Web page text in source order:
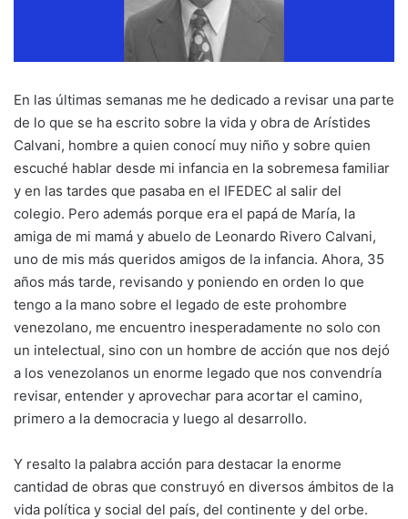
En las últimas semanas me he dedicado a revisar una parte
de lo que se ha escrito sobre la vida y obra de Arístides
Calvani, hombre a quien conocí muy niño y sobre quien
escuché hablar desde mi infancia en la sobremesa familiar
y en las tardes que pasaba en el IFEDEC al salir del
colegio. Pero además porque era el papá de María, la
amiga de mi mamá y abuelo de Leonardo Rivero Calvani,
uno de mis más queridos amigos de la infancia. Ahora, 35
años más tarde, revisando y poniendo en orden lo que
tengo a la mano sobre el legado de este prohombre
venezolano, me encuentro inesperadamente no solo con
un intelectual, sino con un hombre de acción que nos dejó
a los venezolanos un enorme legado que nos convendría
revisar, entender y aprovechar para acortar el camino,
primero a la democracia y luego al desarrollo.
Y resalto la palabra acción para destacar la enorme
cantidad de obras que construyó en diversos ámbitos de la
vida política y social del país, del continente y del orbe.